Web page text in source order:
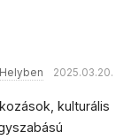
2025.03.20.
kulturális